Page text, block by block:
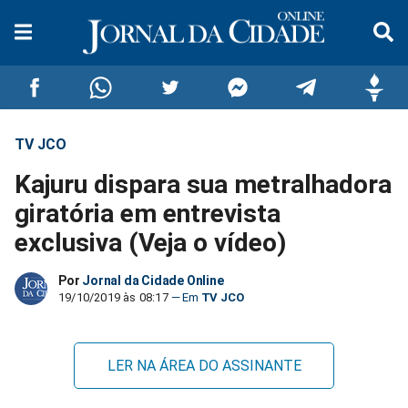
Compartilhar
no
Facebook
no
Whatsapp
no
Twitter
no
Messenger
no
Telegram
no
TV JCO
Kajuru dispara sua metralhadora
giratória em entrevista
exclusiva (Veja o vídeo)
Por Jornal da Cidade Online
19/10/2019 às 08:17 TV JCO
LER NA ÁREA DO ASSINANTE